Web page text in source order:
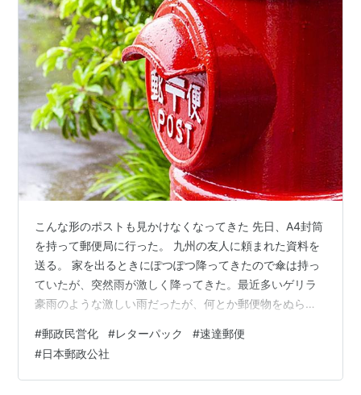
こんな形のポストも見かけなくなってきた 先日、A4封筒
を持って郵便局に行った。 九州の友人に頼まれた資料を
送る。 家を出るときにぽつぽつ降ってきたので傘は持っ
ていたが、突然雨が激しく降ってきた。最近多いゲリラ
豪雨のような激しい雨だったが、何とか郵便物をぬらさ
でいいですか」と問われ、「いいです」と答えると「配
達は来週になりますよ」と言われた。 今日は水曜日で、
到着するのは金曜日と踏んでいた。 普通郵便物の土日祝
#郵政民営化 #レターパック #速達郵便
#日本郵政公社